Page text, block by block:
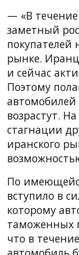
— «В течение
заметный
покупателей
рынке.
и сейчас
Поэтому
автомобилей
возрастут.
стагнации
иранского
По
вступило в
которому
таможенных
что в